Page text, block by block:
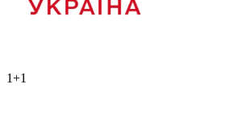
1+1